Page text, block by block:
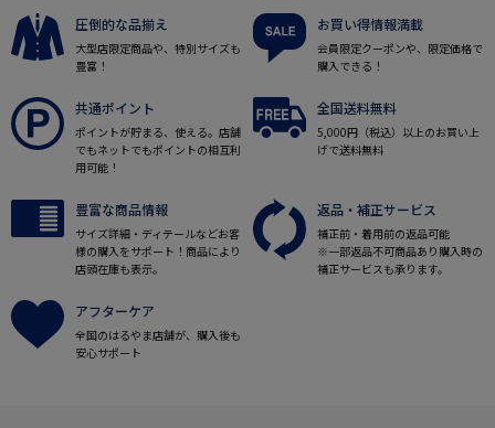
圧倒的な品揃え
大型店限定商品や、特別サイズも
豊富！
お買い得情報満載
会員限定クーポンや、限定価格で
購入できる！
共通ポイント
ポイントが貯まる、使える。店舗
でもネットでもポイントの相互利
用可能！
全国送料無料
5,000円（税込）以上のお買い上
げで送料無料
豊富な商品情報
サイズ詳細・ディテールなどお客
様の購入をサポート！商品により
店頭在庫も表示。
返品・補正サービス
補正前・着用前の返品可能
※一部返品不可商品あり購入時の
補正サービスも承ります。
アフターケア
全国のはるやま店舗が、購入後も
安心サポート